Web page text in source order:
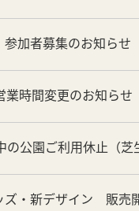
参加者募集のお知らせ
業時間変更のお知らせ
の公園ご利用休止（
ズ・新デザイン 販売